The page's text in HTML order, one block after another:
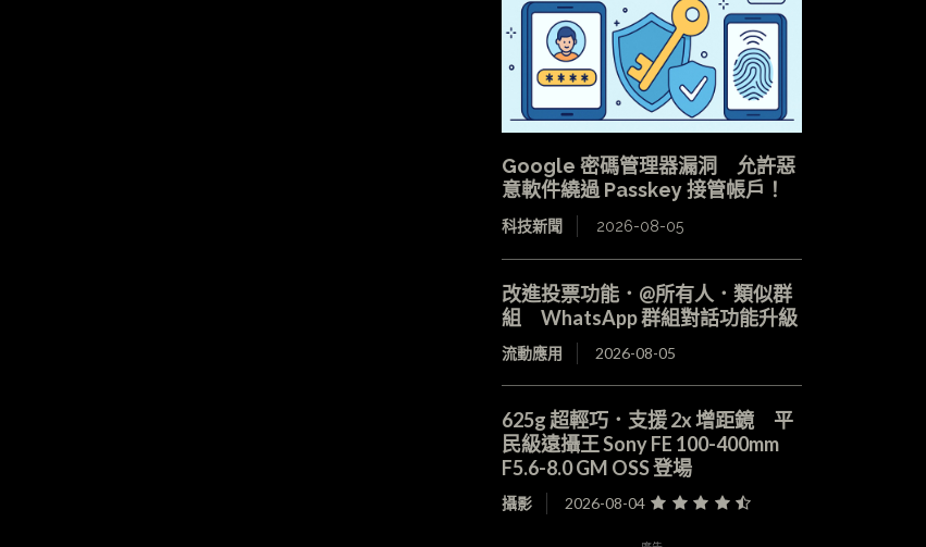
Google 密碼管理器漏洞 允許惡
意軟件繞過 Passkey 接管帳戶！
科技新聞 2026-08-05
改進投票功能．@所有人．類似群
組 WhatsApp 群組對話功能升級
流動應用 2026-08-05
625g 超輕巧．支援 2x 增距鏡 平
民級遠攝王 Sony FE 100-400mm
F5.6-8.0 GM OSS 登場
攝影 2026-08-04